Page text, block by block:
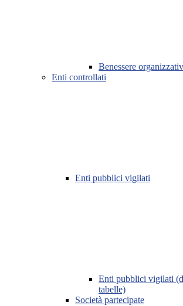
Benessere
Enti controllati
Enti pubblici vigilati
Enti pubblici vigilati
tabelle)
Società partecipate